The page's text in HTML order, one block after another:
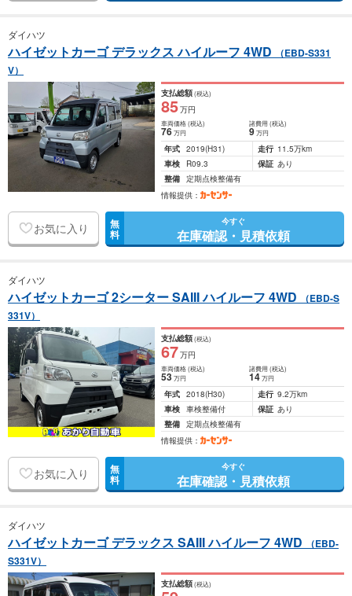
ダイハツ
ハイゼットカーゴ デラックス ハイルーフ 4WD
（EBD-S331
V）
支払総額(税込)
85万円
車両価格(税込)
76万円
諸費用 (税込)
9 万円
年式 2019(H31) 走行 11.5万km
車検
R09.3 保証 あり
整備 定期点検整備有
情報提供：
お気に入り 無
料
今すぐ
在庫確認・見積依頼
ダイハツ
ハイゼットカーゴ 2シーター SAIII ハイルーフ 4WD
（EBD-S
331V）
支払総額(税込)
67万円
車両価格(税込)
53万円
諸費用 (税込)
14 万円
年式 2018(H30) 走行 9.2万km
車検 車検整備付 保証 あり
整備 定期点検整備有
情報提供：
お気に入り 無
料
今すぐ
在庫確認・見積依頼
ダイハツ
ハイゼットカーゴ デラックス SAIII ハイルーフ 4WD
（EBD-
S331V）
支払総額(税込)